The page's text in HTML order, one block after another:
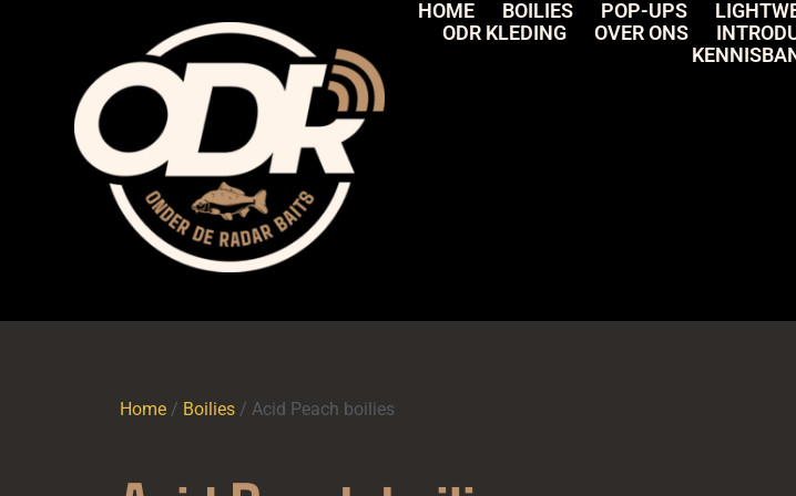
HOME BOILIES POP-UPS
ODR KLEDING
OVER ONS
Home/ Boilies/ Acid Peach boilies